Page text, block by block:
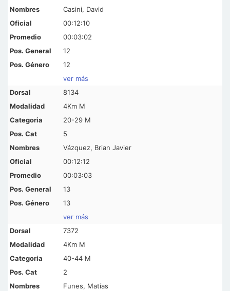
Casini, David
00:12:10
00:03:02
12
12
ver más
8134
4Km M
20-29 M
5
Vázquez, Brian Javier
00:12:12
00:03:03
13
13
ver más
7372
4Km M
40-44 M
2
Funes, Matías